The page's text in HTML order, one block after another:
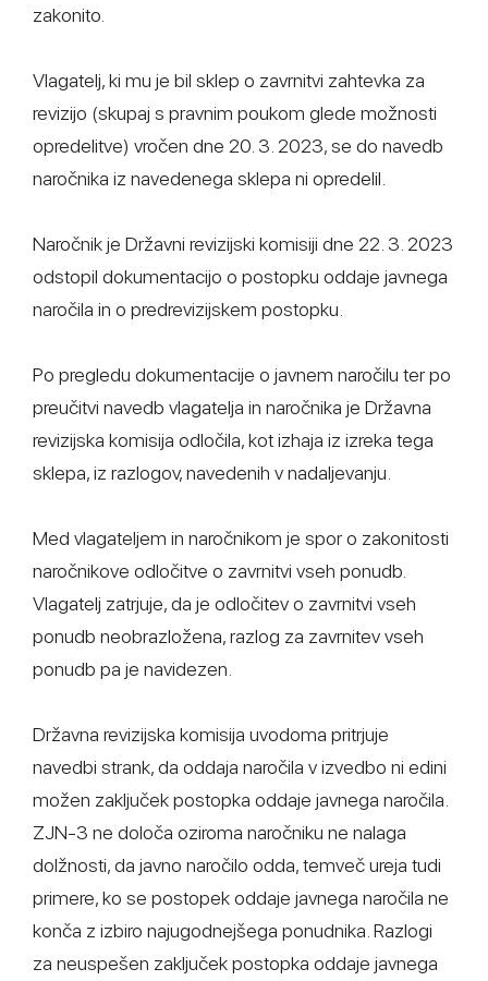
zakonito.
Vlagatelj, ki mu je bil sklep o zavrnitvi zahtevka za
revizijo (skupaj s pravnim poukom glede možnosti
opredelitve) vročen dne 20. 3. 2023, se do navedb
naročnika iz navedenega sklepa ni opredelil.
Naročnik je Državni revizijski komisiji dne 22. 3. 2023
odstopil dokumentacijo o postopku oddaje javnega
naročila in o predrevizijskem postopku.
Po pregledu dokumentacije o javnem naročilu ter po
preučitvi navedb vlagatelja in naročnika je Državna
revizijska komisija odločila, kot izhaja iz izreka tega
sklepa, iz razlogov, navedenih v nadaljevanju.
Med vlagateljem in naročnikom je spor o zakonitosti
naročnikove odločitve o zavrnitvi vseh ponudb.
Vlagatelj zatrjuje, da je odločitev o zavrnitvi vseh
ponudb neobrazložena, razlog za zavrnitev vseh
ponudb pa je navidezen.
Državna revizijska komisija uvodoma pritrjuje
navedbi strank, da oddaja naročila v izvedbo ni edini
možen zaključek postopka oddaje javnega naročila.
ZJN-3 ne določa oziroma naročniku ne nalaga
dolžnosti, da javno naročilo odda, temveč ureja tudi
primere, ko se postopek oddaje javnega naročila ne
konča z izbiro najugodnejšega ponudnika. Razlogi
za neuspešen zaključek postopka oddaje javnega